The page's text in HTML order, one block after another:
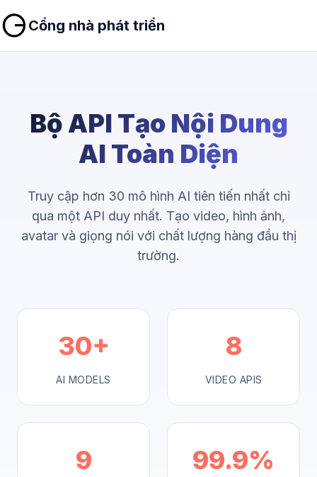
Cổng nhà phát triển
Bộ API Tạo Nội Dung
AI Toàn Diện
Truy cập hơn 30 mô hình AI tiên tiến nhất chỉ
qua một API duy nhất. Tạo video, hình ảnh,
avatar và giọng nói với chất lượng hàng đầu thị
trường.
30+
AI MODELS
8
VIDEO APIS
9 99.9%